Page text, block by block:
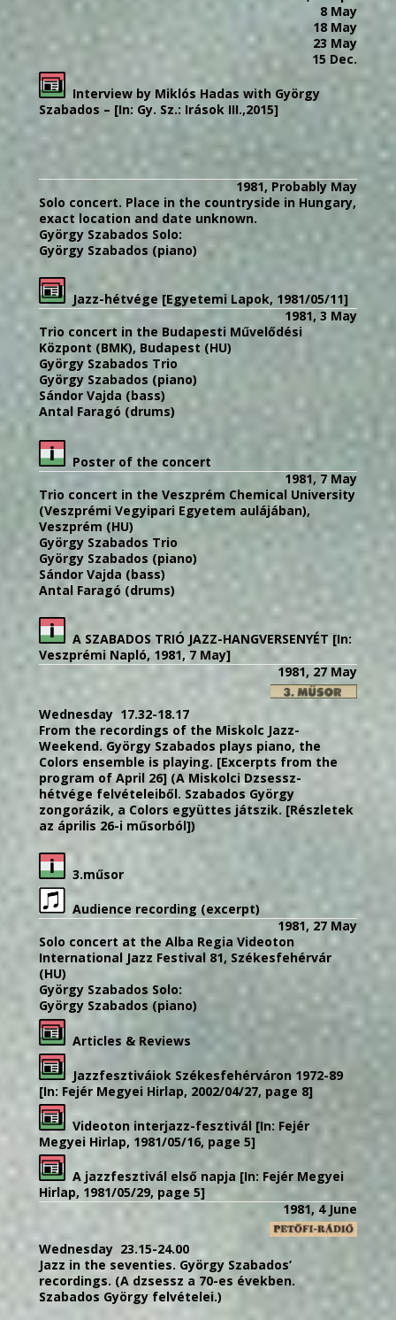
8 May
18 May
23 May
15 Dec.
Interview by Miklós Hadas with György
Szabados – [In: Gy. Sz.: Irások III.,2015]
1981, Probably May
Solo concert. Place in the countryside in Hungary,
exact location and date unknown.
György Szabados Solo:
György Szabados (piano)
Jazz-hétvége [Egyetemi Lapok, 1981/05/11]
1981, 3 May
Trio concert in the Budapesti Művelődési
Központ (BMK), Budapest (HU)
György Szabados Trio
György Szabados (piano)
Sándor Vajda (bass)
Antal Faragó (drums)
Poster of the concert
1981, 7 May
Trio concert in the Veszprém Chemical University
(Veszprémi Vegyipari Egyetem aulájában),
Veszprém (HU)
György Szabados Trio
György Szabados (piano)
Sándor Vajda (bass)
Antal Faragó (drums)
A SZABADOS TRIÓ JAZZ-HANGVERSENYÉT [In:
Veszprémi Napló, 1981, 7 May]
1981, 27 May
Wednesday 17.32-18.17
From the recordings of the Miskolc Jazz-
Weekend. György Szabados plays piano, the
Colors ensemble is playing. [Excerpts from the
program of April 26] (A Miskolci Dzsessz-
hétvége felvételeiből. Szabados György
zongorázik, a Colors együttes játszik. [Részletek
az április 26-i műsorból])
3.műsor
Audience recording (excerpt)
1981, 27 May
Solo concert at the Alba Regia Videoton
International Jazz Festival 81, Székesfehérvár
(HU)
György Szabados Solo:
György Szabados (piano)
Articles & Reviews
Jazzfesztiváiok Székesfehérváron 1972-89
[In: Fejér Megyei Hirlap, 2002/04/27, page 8]
Videoton interjazz-fesztivál [In: Fejér
Megyei Hirlap, 1981/05/16, page 5]
A jazzfesztivál első napja [In: Fejér Megyei
Hirlap, 1981/05/29, page 5]
1981, 4 June
Wednesday 23.15-24.00
Jazz in the seventies. György Szabados’
recordings. (A dzsessz a 70-es években.
Szabados György felvételei.)